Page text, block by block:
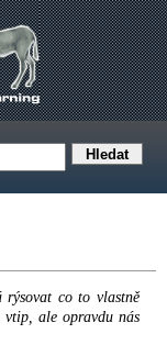
rýsovat co to vlastně
ale opravdu nás